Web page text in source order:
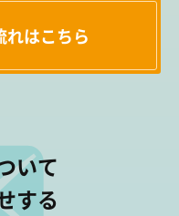
れはこちら
いて
する